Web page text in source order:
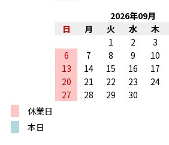
2026年09月
日
月 火 水 木
1
2 3
6
7 8 9 10
13
14 15 16 17
20
21 22 23 24
27
28 29
30
休業日
本日